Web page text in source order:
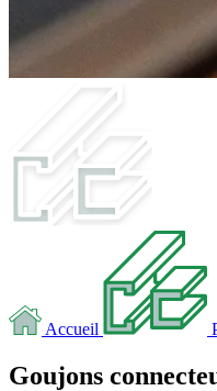
Accueil
Goujons